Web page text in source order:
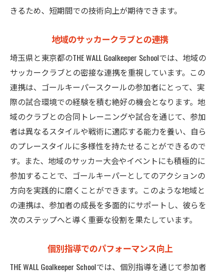
きるため、短期間での技術向上が期待できます。
地域のサッカークラブとの連携
埼玉県と東京都のTHE WALL Goalkeeper Schoolでは、地域の
サッカークラブとの密接な連携を重視しています。この
連携は、ゴールキーパースクールの参加者にとって、実
際の試合環境での経験を積む絶好の機会となります。地
域のクラブとの合同トレーニングや試合を通じて、参加
者は異なるスタイルや戦術に適応する能力を養い、自ら
のプレースタイルに多様性を持たせることができるので
す。また、地域のサッカー大会やイベントにも積極的に
参加することで、ゴールキーパーとしてのアクションの
方向を実践的に磨くことができます。このような地域と
の連携は、参加者の成長を多面的にサポートし、彼らを
次のステップへと導く重要な役割を果たしています。
個別指導でのパフォーマンス向上
THE WALL Goalkeeper Schoolでは、個別指導を通じて参加者